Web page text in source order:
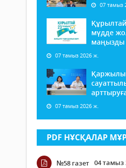
07 тамыз
мүдде
маңызды
07 тамыз 2026 ж.
07 тамыз 2026 ж.
PDF НҰСҚАЛАР
№58 газет 04 тамыз